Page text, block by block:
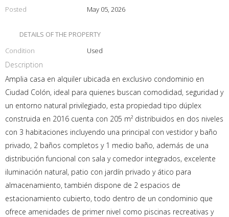
Posted
May 05, 2026
DETAILS OF THE PROPERTY
Condition
Used
Description
Amplia casa en alquiler ubicada en exclusivo condominio en
Ciudad Colón, ideal para quienes buscan comodidad, seguridad y
un entorno natural privilegiado, esta propiedad tipo dúplex
construida en 2016 cuenta con 205 m² distribuidos en dos niveles
con 3 habitaciones incluyendo una principal con vestidor y baño
privado, 2 baños completos y 1 medio baño, además de una
distribución funcional con sala y comedor integrados, excelente
iluminación natural, patio con jardín privado y ático para
almacenamiento, también dispone de 2 espacios de
estacionamiento cubierto, todo dentro de un condominio que
ofrece amenidades de primer nivel como piscinas recreativas y